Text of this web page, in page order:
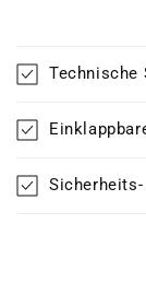
Technische